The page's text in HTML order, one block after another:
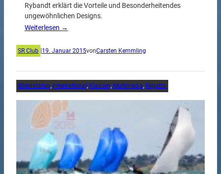
Rybandt erklärt die Vorteile und Besonderheitendes
ungewöhnlichen Designs.
Weiterlesen →
SR Club 19. Januar 2015vonCarsten Kemmling
Bilderstories, International, Klassen, Multimedia, Regatta